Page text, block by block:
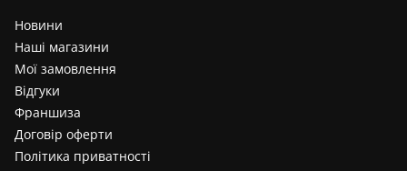
Новини
Наші магазини
Мої замовлення
Відгуки
Франшиза
Договір оферти
Політика приватності